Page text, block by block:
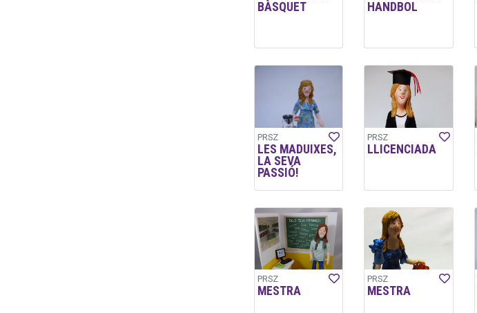
BÀSQUET
HANDBOL
PRSZ
LES MADUIXES,
LA SEVA
PASSIÓ!
PRSZ
LLICENCIADA
PRSZ
MESTRA
PRSZ
MESTRA